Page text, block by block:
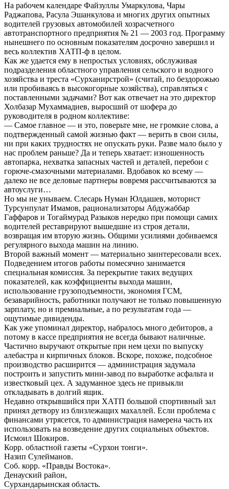
На рабочем календаре Файзуллы Умаркулова, Чары
Раджапова, Расула Эшанкулова и многих других опытных
водителей грузовых автомобилей хозрасчетного
автотранспортного предприятия № 21 — 2003 год. Программу
нынешнего по основным показателям досрочно завершил и
весь коллектив ХАТП-ф в целом.
Как же удается ему в непростых условиях, обслуживая
подразделения областного управления сельского и водного
хозяйства и треста «Сурханирстрой» (считай, по бездорожью
или пробиваясь в высокогорные хозяйства), справляться с
поставленными задачами? Вот как отвечает на это директор
Холбазар Мухаммадиев, выросший от шофера до
руководителя в родном коллективе:
— Самое главное — и это, поверьте мне, не громкие слова, а
подтвержденный самой жизнью факт — верить в свои силы,
ни при каких трудностях не опускать руки. Разве мало было у
нас проблем раньше? Да и теперь хватает: изношенность
автопарка, нехватка запасных частей и деталей, перебои с
горюче-смазочными материалами. Вдобавок ко всему —
далеко не все деловые партнеры вовремя рассчитываются за
автоуслуги…
Но мы не унываем. Слесарь Нуман Юлдашев, моторист
Турсунпулат Имамов, рационализаторы Абдужаббар
Гаффаров и Тогаймурад Разыков нередко при помощи самих
водителей реставрируют вышедшие из строя детали,
возвращая им вторую жизнь. Общими усилиями добиваемся
регулярного выхода машин на линию.
Второй важный момент — материально заинтересовали всех.
Подведением итогов работы помесячно занимается
специальная комиссия. За перекрытие таких ведущих
показателей, как коэффициенты выхода машин,
использование грузоподъемности, экономия ГСМ,
безаварийность, работники получают не только повышенную
зарплату, но и премиальные, а по результатам года —
ощутимые дивиденды.
Как уже упоминал директор, набралось много дебиторов, а
потому в кассе предприятия не всегда бывают наличные.
Частично выручают открытые при нем цехи по выпуску
алебастра и кирпичных блоков. Вскоре, похоже, подсобное
производство расширится — администрация задумала
построить и запустить мини-завод по выработке асфальта и
известковый цех. А задуманное здесь не привыкли
откладывать в долгий ящик.
Недавно открывшийся при ХАТП большой спортивный зал
принял детвору из близлежащих махаллей. Если проблема с
финансами утрясется, то администрация намерена часть их
использовать на возведение других социальных объектов.
Исмоил Шокиров.
Корр. областной газеты «Сурхон тонги».
Назип Сулейманов.
Соб. корр. «Правды Востока».
Денауский район,
Сурхандарьинская область.